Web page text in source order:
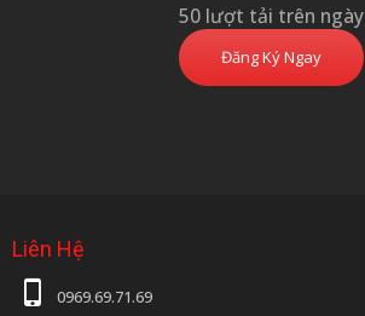
50 lượt tải trên ngày
Đăng Ký Ngay
Liên Hệ
0969.69.71.69